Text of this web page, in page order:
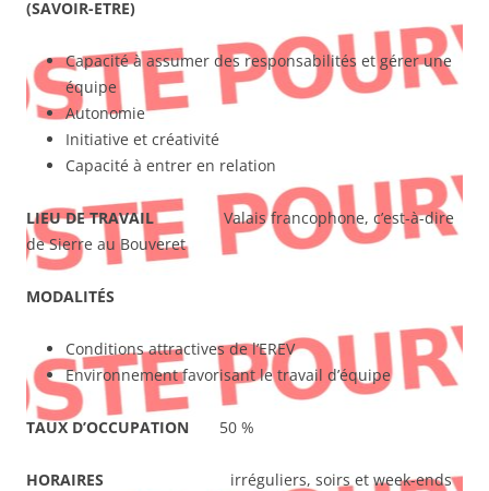
(SAVOIR-ETRE)
Capacité à assumer des responsabilités et gérer une
équipe
Autonomie
Initiative et créativité
Capacité à entrer en relation
LIEU DE TRAVAILValais francophone, c’est-à-dire
de Sierre au Bouveret
MODALITÉS
Conditions attractives de l’EREV
Environnement favorisant le travail d’équipe
TAUX D’OCCUPATION 50 %
HORAIRES irréguliers, soirs et week-ends